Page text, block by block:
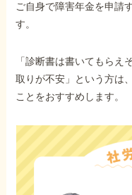
ご自身で障害年金を申請
す。
「診断書は書いてもらえ
取りが不安」という方は
ことをおすすめします。